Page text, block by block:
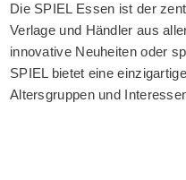
Die SPIEL Essen ist der
Verlage und Händler aus
innovative Neuheiten oder
SPIEL bietet eine
Altersgruppen und